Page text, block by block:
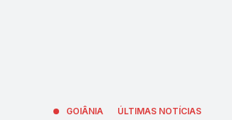
GOIÂNIA ÚLTIMAS NOTÍCIAS